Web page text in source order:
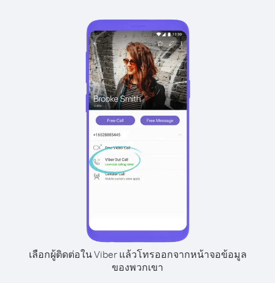
เลือกผู้ติดต่อใน Viber แล้วโทรออกจากหน้าจอข้อมูล
ของพวกเขา